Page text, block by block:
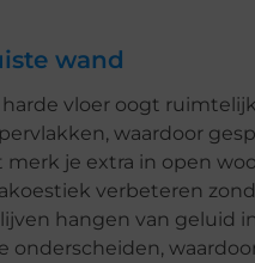
wand
vloer oogt
waardoor
je extra in open
verbeteren
hangen van geluid
onderscheiden,